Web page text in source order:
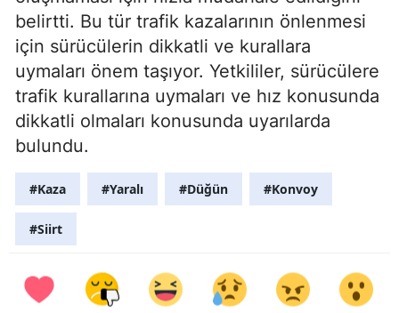
belirtti. Bu tür trafik kazalarının önlenmesi
için sürücülerin dikkatli ve kurallara
uymaları önem taşıyor. Yetkililer, sürücülere
trafik kurallarına uymaları ve hız konusunda
dikkatli olmaları konusunda uyarılarda
bulundu.
#Kaza #Yaralı #Düğün #Konvoy
#Siirt